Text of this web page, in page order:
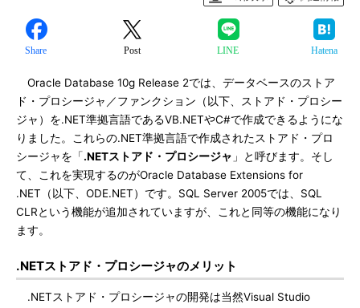
Share Post LINE Hatena
Oracle Database 10g Release 2では、データベースのストア
ド・プロシージャ／ファンクション（以下、ストアド・プロシー
ジャ）を.NET準拠言語であるVB.NETやC#で作成できるようにな
りました。これらの.NET準拠言語で作成されたストアド・プロ
シージャを「.NETストアド・プロシージャ 」と呼びます。そし
て、これを実現するのがOracle Database Extensions for
.NET（以下、ODE.NET）です。SQL Server 2005では、SQL
CLRという機能が追加されていますが、これと同等の機能になり
ます。
.NETストアド・プロシージャのメリット
.NETストアド・プロシージャの開発は当然Visual Studio